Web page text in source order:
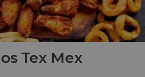
Tex Mex